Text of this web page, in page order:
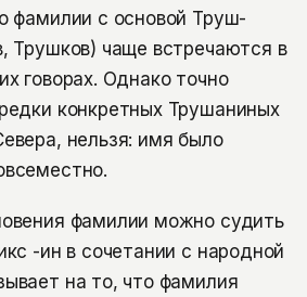
фамилии с основой Труш-
Трушков) чаще встречаются в
говорах. Однако точно
конкретных Трушаниных
нельзя: имя было
фамилии можно судить
-ин в сочетании с народной
на то, что фамилия